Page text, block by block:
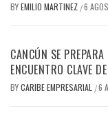
BYEMILIO MARTINEZ /6
CANCÚN SE
ENCUENTRO CLAVE
BYCARIBE EMPRESARIAL /6